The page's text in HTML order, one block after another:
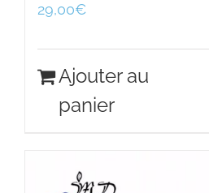
29,00€
Ajouter au
panier